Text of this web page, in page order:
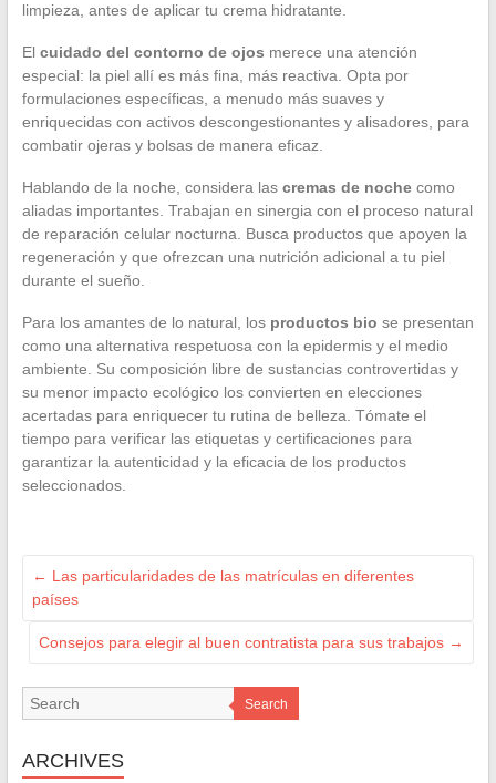
limpieza, antes de aplicar tu crema hidratante.
El cuidado del contorno de ojos merece una atención
especial: la piel allí es más fina, más reactiva. Opta por
formulaciones específicas, a menudo más suaves y
enriquecidas con activos descongestionantes y alisadores, para
combatir ojeras y bolsas de manera eficaz.
Hablando de la noche, considera las cremas de nochecomo
aliadas importantes. Trabajan en sinergia con el proceso natural
de reparación celular nocturna. Busca productos que apoyen la
regeneración y que ofrezcan una nutrición adicional a tu piel
durante el sueño.
Para los amantes de lo natural, los productos bio se presentan
como una alternativa respetuosa con la epidermis y el medio
ambiente. Su composición libre de sustancias controvertidas y
su menor impacto ecológico los convierten en elecciones
acertadas para enriquecer tu rutina de belleza. Tómate el
tiempo para verificar las etiquetas y certificaciones para
garantizar la autenticidad y la eficacia de los productos
seleccionados.
← Las particularidades de las matrículas en diferentes
países
Consejos para elegir al buen contratista para sus trabajos →
Search
ARCHIVES